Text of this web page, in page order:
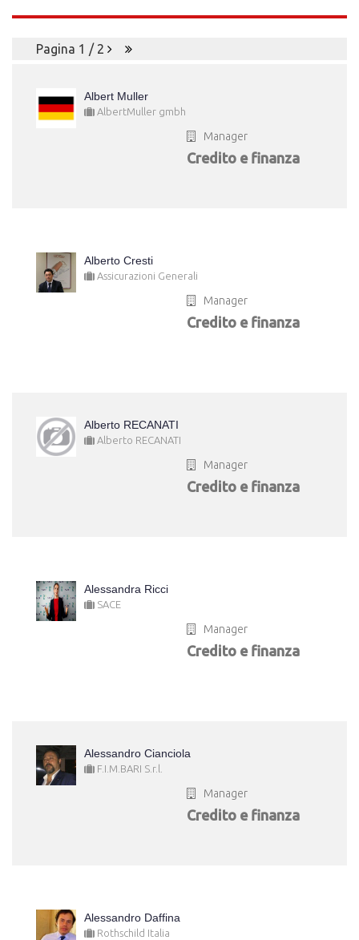
Pagina 1 / 2
Albert Muller
AlbertMuller gmbh
Manager
Credito e finanza
Alberto Cresti
Assicurazioni Generali
Manager
Credito e finanza
Alberto RECANATI
Alberto RECANATI
Manager
Credito e finanza
Alessandra Ricci
SACE
Manager
Credito e finanza
Alessandro Cianciola
F.I.M.BARI S.r.l.
Manager
Credito e finanza
Alessandro Daffina
Rothschild Italia